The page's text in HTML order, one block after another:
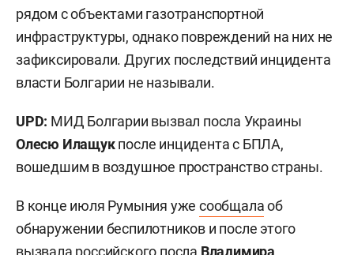
рядом с объектами газотранспортной
инфраструктуры, однако повреждений на них не
зафиксировали. Других последствий инцидента
власти Болгарии не называли.
UPD: МИД Болгарии вызвал посла Украины
Олесю Илащукпосле инцидента с БПЛА,
вошедшим в воздушное пространство страны.
В конце июля Румыния ужесообщалаоб
обнаружении беспилотников и после этого
вызвала российского посла Владимира